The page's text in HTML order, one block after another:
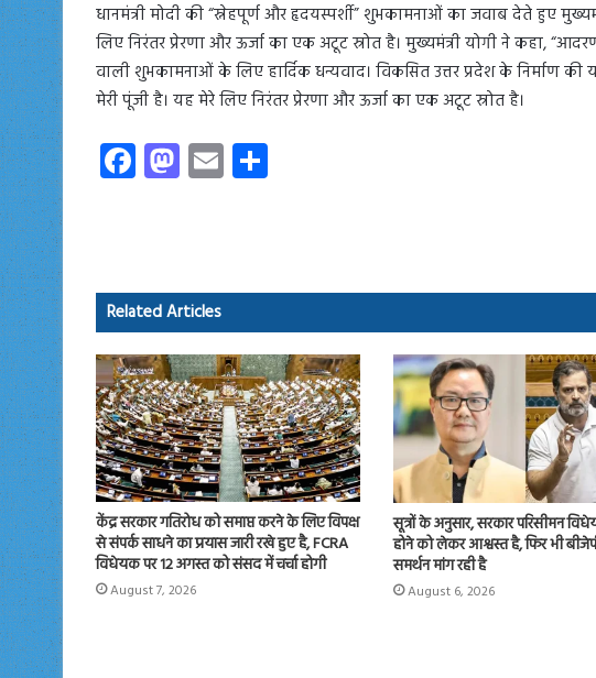
धानमंत्री मोदी की “स्नेहपूर्ण और हृदयस्पर्शी” शुभकामनाओं का जवाब देते हुए
लिए निरंतर प्रेरणा और ऊर्जा का एक अटूट स्रोत है। मुख्यमंत्री योगी ने कहा,
वाली शुभकामनाओं के लिए हार्दिक धन्यवाद। विकसित उत्तर प्रदेश के निर्माण की
मेरी पूंजी है। यह मेरे लिए निरंतर प्रेरणा और ऊर्जा का एक अटूट स्रोत है।
Fa
ce
ok
M
as
o
n
E
m
Related Articles
केंद्र सरकार गतिरोध को समाप्त करने के लिए विपक्ष
से संपर्क साधने का प्रयास जारी रखे हुए है, FCRA
विधेयक पर 12 अगस्त को संसद में चर्चा होगी
August 7, 2026
सूत्रों के अनुसार, सरकार परिसीमन
होने को लेकर आश्वस्त है, फिर भी
समर्थन मांग रही है
August 6, 2026